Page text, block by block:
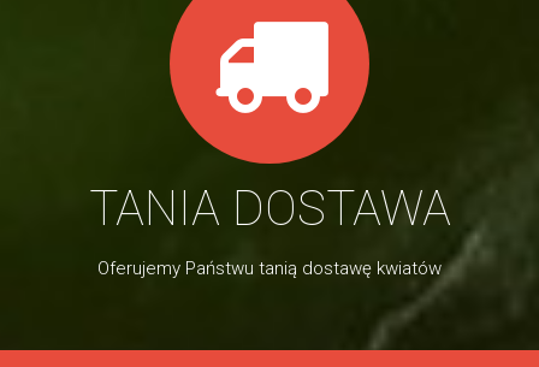
TANIA DOSTAWA
Oferujemy Państwu tanią dostawę kwiatów